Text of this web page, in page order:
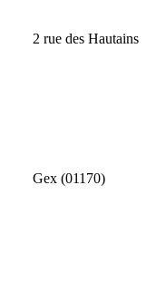
2 rue des Hautains
Gex (01170)